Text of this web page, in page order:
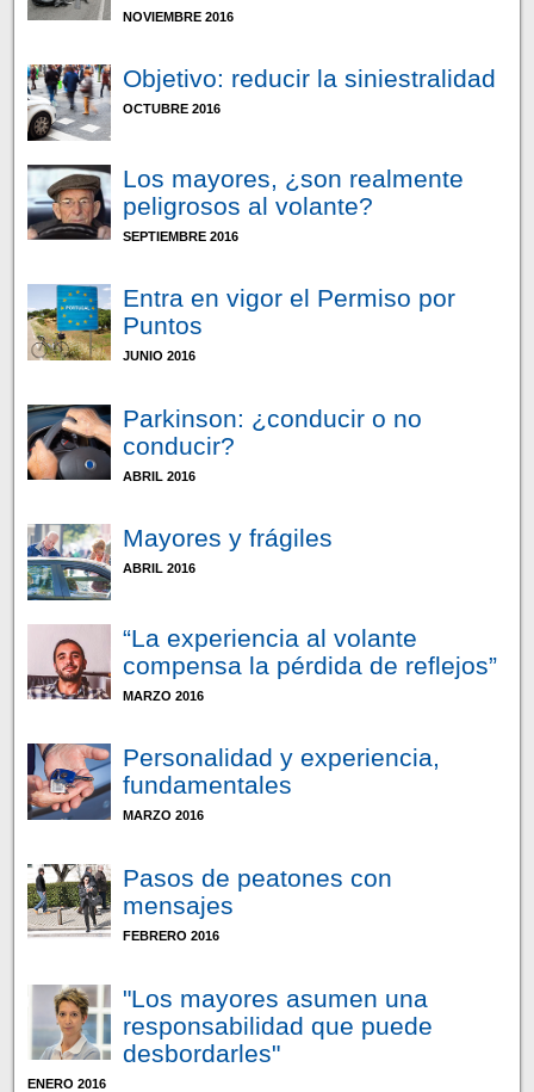
NOVIEMBRE 2016
Objetivo: reducir la siniestralidad
OCTUBRE 2016
Los mayores, ¿son realmente
peligrosos al volante?
SEPTIEMBRE 2016
Entra en vigor el Permiso por
Puntos
JUNIO 2016
Parkinson: ¿conducir o no
conducir?
ABRIL 2016
Mayores y frágiles
ABRIL 2016
“La experiencia al volante
compensa la pérdida de reflejos”
MARZO 2016
Personalidad y experiencia,
fundamentales
MARZO 2016
Pasos de peatones con
mensajes
FEBRERO 2016
"Los mayores asumen una
responsabilidad que puede
desbordarles"
ENERO 2016